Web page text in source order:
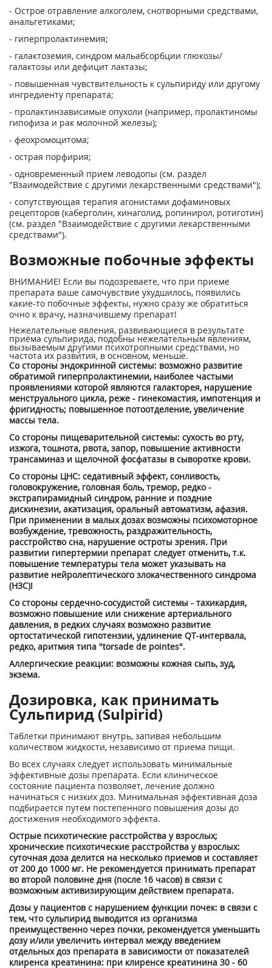
- Острое отравление алкоголем, снотворными средствами,
анальгетиками;
- гиперпролактинемия;
- галактоземия, синдром мальабсорбции глюкозы/
галактозы или дефицит лактазы;
- повышенная чувствительность к сульпириду или другому
ингредиенту препарата;
- пролактинзависимые опухоли (например, пролактиномы
гипофиза и рак молочной железы);
- феохромоцитома;
- острая порфирия;
- одновременный прием леводопы (см. раздел
"Взаимодействие с другими лекарственными средствами");
- сопутствующая терапия агонистами дофаминовых
рецепторов (каберголин, хинаголид, ропинирол, ротиготин)
(см. раздел "Взаимодействие с другими лекарственными
средствами").
Возможные побочные эффекты
ВНИМАНИЕ! Если вы подозреваете, что при приеме
препарата ваше самочувствие ухудшилось, появились
какие-то побочные эффекты, нужно сразу же обратиться
очно к врачу, назначившему препарат!
Нежелательные явления, развивающиеся в результате
приёма сульпирида, подобны нежелательным явлениям,
вызываемым другими психотропными средствами, но
частота их развития, в основном, меньше.
Со стороны эндокринной системы: возможно развитие
обратимой гиперпролактинемии, наиболее частыми
проявлениями которой являются галакторея, нарушение
менструального цикла, реже - гинекомастия, импотенция и
фригидность; повышенное потоотделение, увеличение
массы тела.
Со стороны пищеварительной системы: сухость во рту,
изжога, тошнота, рвота, запор, повышение активности
трансаминаз и щелочной фосфатазы в сыворотке крови.
Со стороны ЦНС: седативный эффект, сонливость,
головокружение, головная боль, тремор, редко -
экстрапирамидный синдром, ранние и поздние
дискинезии, акатизация, оральный автоматизм, афазия.
При применении в малых дозах возможны психомоторное
возбуждение, тревожность, раздражительность,
расстройство сна, нарушение остроты зрения. При
развитии гипертермии препарат следует отменить, т.к.
повышение температуры тела может указывать на
развитие нейролептического злокачественного синдрома
(НЗС)!
Со стороны сердечно-сосудистой системы - тахикардия,
возможно повышение или снижение артериального
давления, в редких случаях возможно развитие
ортостатической гипотензии, удлинение QT-интервала,
редко, аритмия типа "torsade de pointes".
Аллергические реакции: возможны кожная сыпь, зуд,
экзема.
Дозировка, как принимать
Сульпирид (Sulpirid)
Таблетки принимают внутрь, запивая небольшим
количеством жидкости, независимо от приема пищи.
Во всех случаях следует использовать минимальные
эффективные дозы препарата. Если клиническое
состояние пациента позволяет, лечение должно
начинаться с низких доз. Минимальная эффективная доза
подбирается путем постепенного повышения дозы до
достижения необходимого эффекта.
Острые психотические расстройства у взрослых;
хронические психотические расстройства у взрослых:
суточная доза делится на несколько приемов и составляет
от 200 до 1000 мг. Не рекомендуется принимать препарат
во второй половине дня (после 16 часов) в связи с
возможным активизирующим действием препарата.
Дозы у пациентов с нарушением функции почек: в связи с
тем, что сульпирид выводится из организма
преимущественно через почки, рекомендуется уменьшить
дозу и/или увеличить интервал между введением
отдельных доз препарата в зависимости от показателей
клиренса креатинина: при клиренсе креатинина 30 - 60